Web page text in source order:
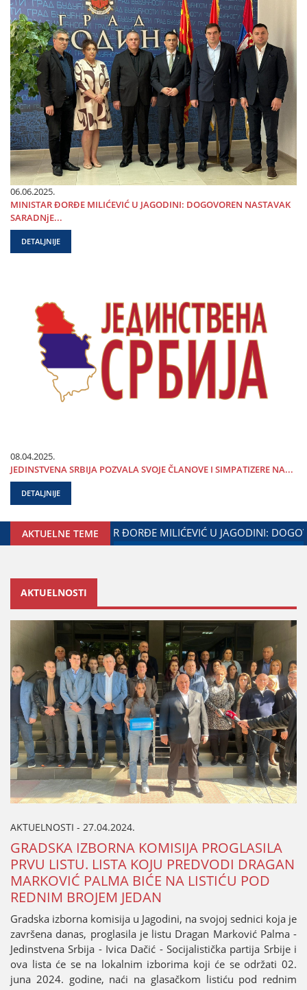
06.06.2025.
MINISTAR ĐORĐE MILIĆEVIĆ U ЈAGODINI: DOGOVOREN NASTAVAK
SARADNjE...
DETALJNIJE
08.04.2025.
ЈEDINSTVENA SRBIЈA POZVALA SVOЈE ČLANOVE I SIMPATIZERE NA...
DETALJNIJE
AKTUELNE TEME
GRADA ЈAGODINE I MINISTARSTVA ZADUŽENOG ZA
AKTUELNOSTI
AKTUELNOSTI - 27.04.2024.
GRADSKA IZBORNA KOMISIJA PROGLASILA
PRVU LISTU. LISTA KOJU PREDVODI DRAGAN
MARKOVIĆ PALMA BIĆE NA LISTIĆU POD
REDNIM BROJEM JEDAN
Gradska izborna komisija u Jagodini, na svojoj sednici koja je
završena danas, proglasila je listu Dragan Marković Palma -
Jedinstvena Srbija - Ivica Dačić - Socijalistička partija Srbije i
ova lista će se na lokalnim izborima koji će se održati 02.
juna 2024. godine, naći na glasačkom listiću pod rednim